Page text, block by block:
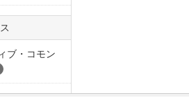
ブ・コモン